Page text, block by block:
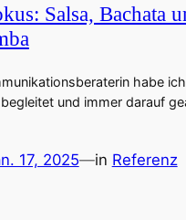
Salsa, Bachata
habe
begleitet und immer darauf
17, 2025—in Referenz